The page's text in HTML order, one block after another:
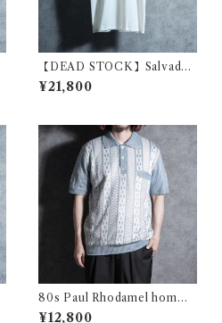
【DEAD STOCK】Salvador
Dali Print T-Shirts “The Di
scovery of America by Ch
ツ コロンブスによるアメリカ
の発見
¥21,800
80s Paul Rhodamel homme
s Summer Knit Polo Made i
¥12,800